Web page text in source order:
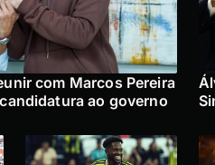
com Marcos Pereira
ao governo